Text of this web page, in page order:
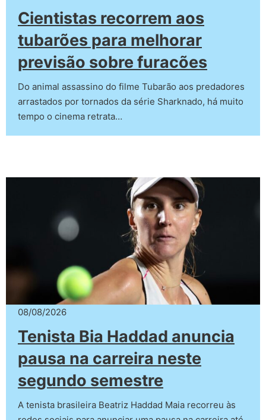
Cientistas recorrem aos
tubarões para melhorar
previsão sobre furacões
Do animal assassino do filme Tubarão aos predadores
arrastados por tornados da série Sharknado, há muito
tempo o cinema retrata…
08/08/2026
Tenista Bia Haddad anuncia
pausa na carreira neste
segundo semestre
A tenista brasileira Beatriz Haddad Maia recorreu às